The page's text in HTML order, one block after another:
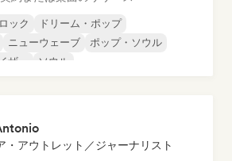
ック
ドリーム・ポップ
ニューウェーブ
ポップ・ソウル
ザー ソウル
・アウトレット／ジャーナリスト